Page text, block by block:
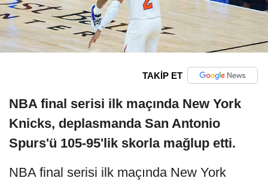
TAKİP ET
NBA final serisi ilk maçında New York
Knicks, deplasmanda San Antonio
Spurs'ü 105-95'lik skorla mağlup etti.
NBA final serisi ilk maçında New York